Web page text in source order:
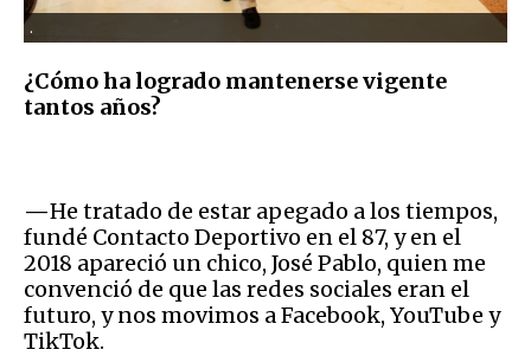
.
¿Cómo ha logrado mantenerse vigente
tantos años?
—He tratado de estar apegado a los tiempos,
fundé Contacto Deportivo en el 87, y en el
2018 apareció un chico, José Pablo, quien me
convenció de que las redes sociales eran el
futuro, y nos movimos a Facebook, YouTube y
TikTok.